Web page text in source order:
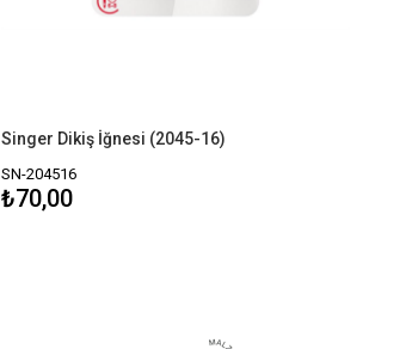
Singer Dikiş İğnesi (2045-16)
SN-204516
₺70,00